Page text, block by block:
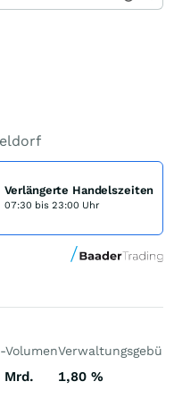
Verlängerte Handelszeiten
07:30 bis 23:00 Uhr
Volumen
Mrd. 1,80 %